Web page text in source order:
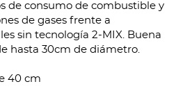
de consumo de combustible y
de gases frente a
sin tecnología 2-MIX. Buena
hasta 30cm de diámetro.
40 cm